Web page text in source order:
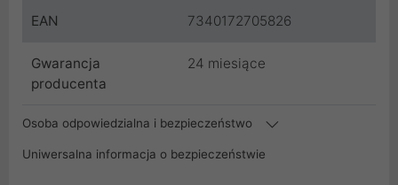
EAN 7340172705826
Gwarancja
producenta
24 miesiące
Osoba odpowiedzialna i bezpieczeństwo
Uniwersalna informacja o bezpieczeństwie